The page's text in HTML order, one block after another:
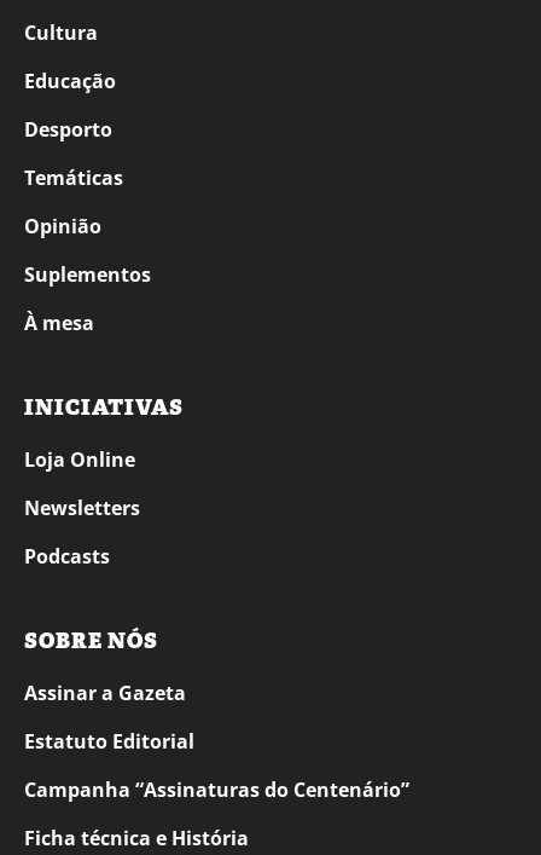
Cultura
Educação
Desporto
Temáticas
Opinião
Suplementos
À mesa
INICIATIVAS
Loja Online
Newsletters
Podcasts
SOBRE NÓS
Assinar a Gazeta
Estatuto Editorial
Campanha “Assinaturas do Centenário”
Ficha técnica e História